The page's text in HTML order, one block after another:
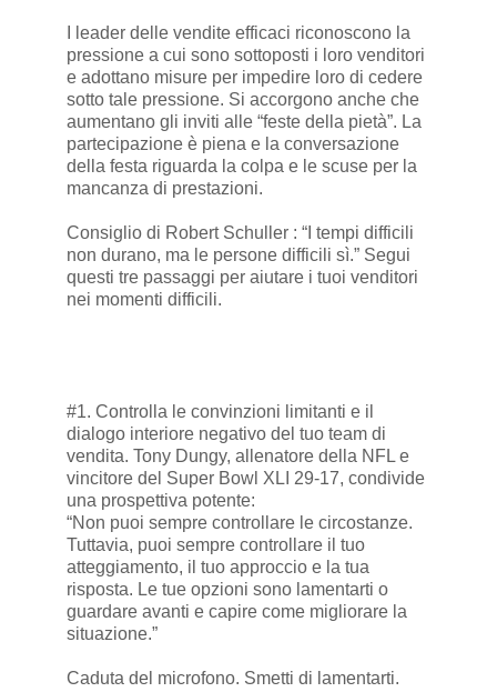
I leader delle vendite efficaci riconoscono la
pressione a cui sono sottoposti i loro venditori
e adottano misure per impedire loro di cedere
sotto tale pressione. Si accorgono anche che
aumentano gli inviti alle “feste della pietà”. La
partecipazione è piena e la conversazione
della festa riguarda la colpa e le scuse per la
mancanza di prestazioni.
Consiglio di Robert Schuller : “I tempi difficili
non durano, ma le persone difficili sì.” Segui
questi tre passaggi per aiutare i tuoi venditori
nei momenti difficili.
#1. Controlla le convinzioni limitanti e il
dialogo interiore negativo del tuo team di
vendita. Tony Dungy, allenatore della NFL e
vincitore del Super Bowl XLI 29-17, condivide
una prospettiva potente:
“Non puoi sempre controllare le circostanze.
Tuttavia, puoi sempre controllare il tuo
atteggiamento, il tuo approccio e la tua
risposta. Le tue opzioni sono lamentarti o
guardare avanti e capire come migliorare la
situazione.”
Caduta del microfono. Smetti di lamentarti.